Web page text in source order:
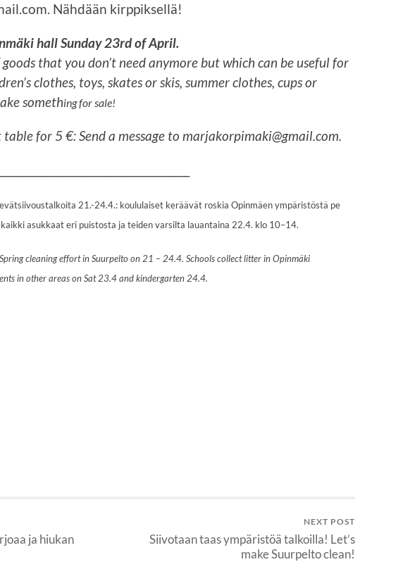
Nähdään kirppiksellä!
hall Sunday 23rd of April.
that you don’t need anymore but which can be useful for
clothes, toys, skates or skis, summer clothes, cups or
something for sale!
for 5 €: Send a message to marjakorpimaki@gmail.com.
21.-24.4.: koululaiset keräävät roskia Opinmäen ympäristöstä pe
asukkaat eri puistosta ja teiden varsilta lauantaina 22.4. klo 10–14.
cleaning effort in Suurpelto on 21 – 24.4. Schools collect litter in Opinmäki
in other areas on Sat 23.4 and kindergarten 24.4.
ja hiukan
NEXT POST
Siivotaan taas ympäristöä talkoilla! Let’s
make Suurpelto clean!